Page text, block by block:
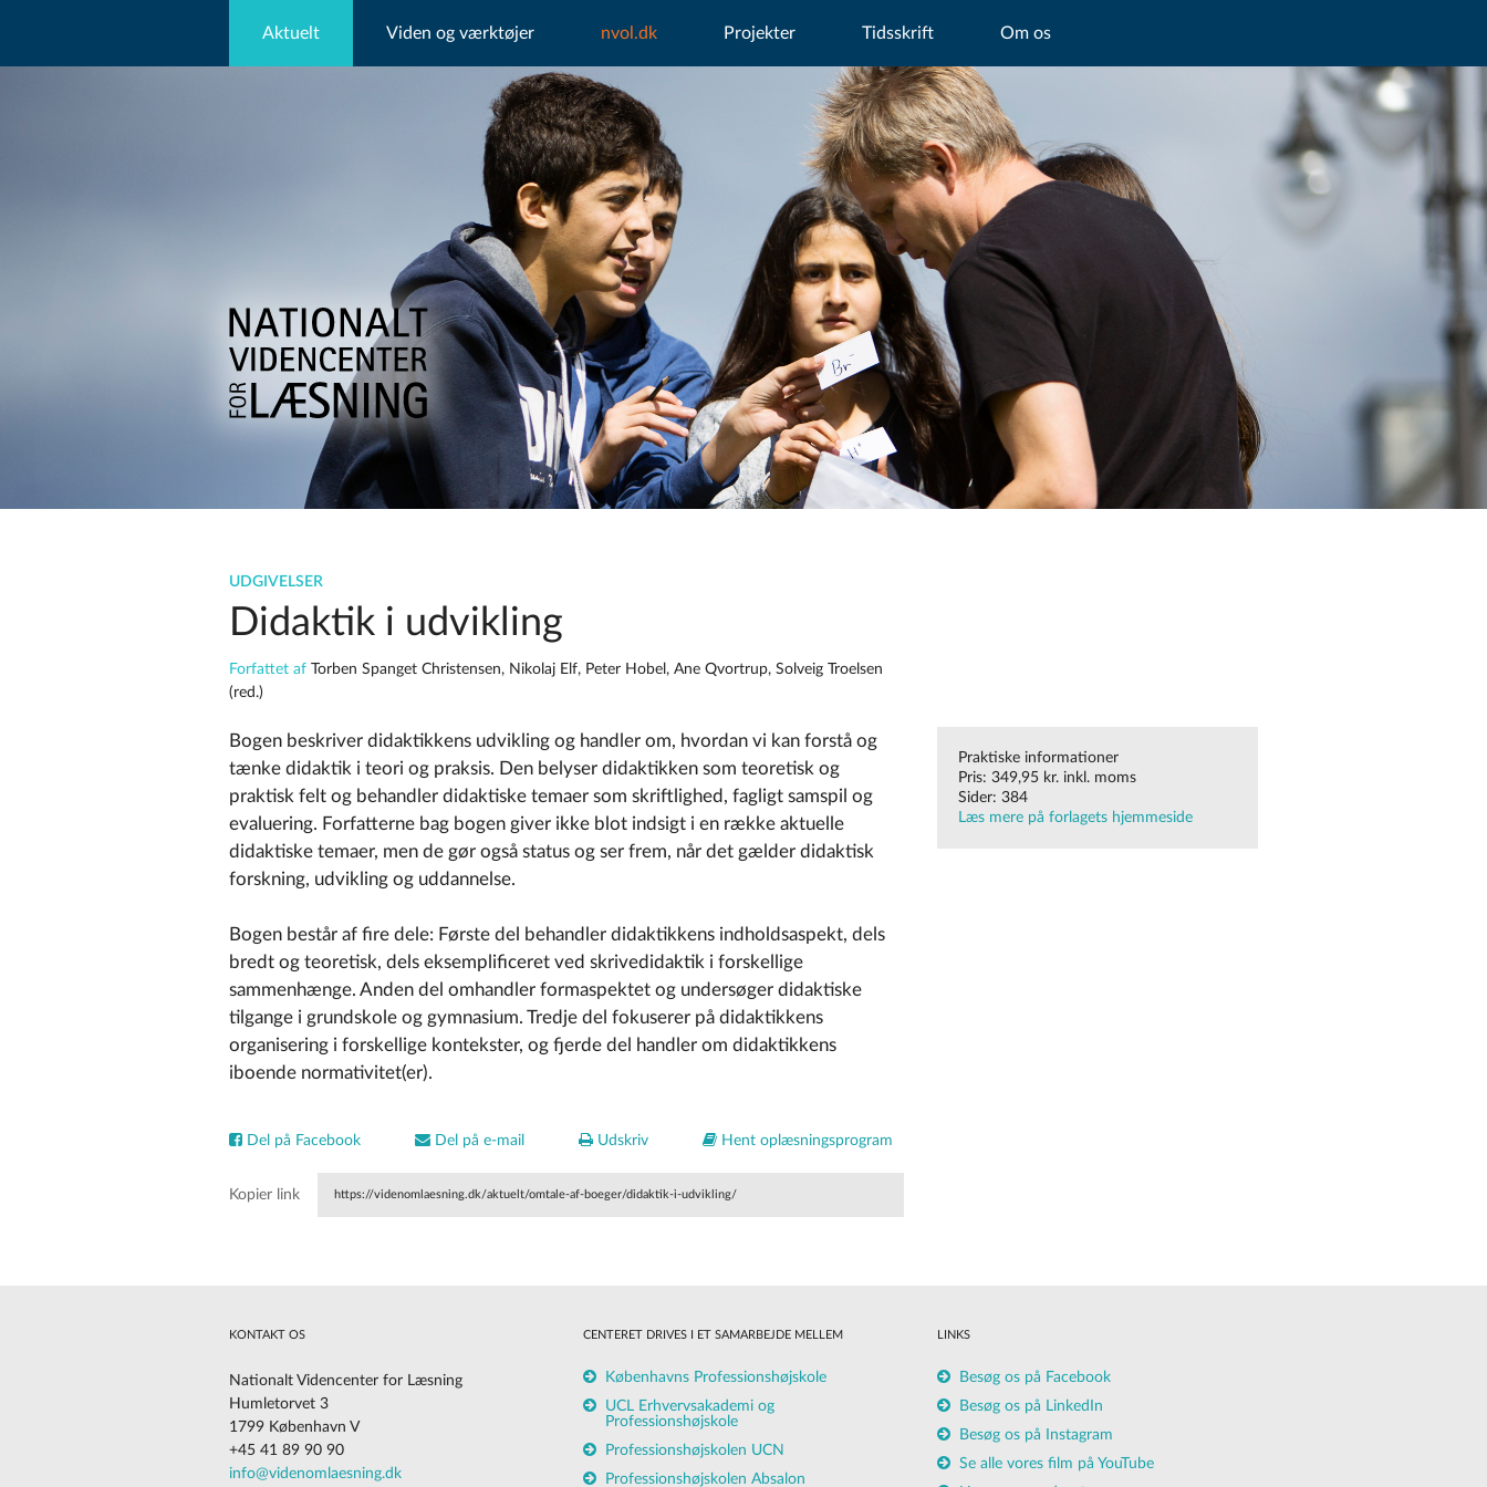
Aktuelt Viden og værktøjer nvol.dk Projekter Tidsskrift Om os
UDGIVELSER
Didaktik i udvikling
Forfattet af Torben Spanget Christensen, Nikolaj Elf, Peter Hobel, Ane Qvortrup, Solveig Troelsen
(red.)
Bogen beskriver didaktikkens udvikling og handler om, hvordan vi kan forstå og
tænke didaktik i teori og praksis. Den belyser didaktikken som teoretisk og
praktisk felt og behandler didaktiske temaer som skriftlighed, fagligt samspil og
evaluering. Forfatterne bag bogen giver ikke blot indsigt i en række aktuelle
didaktiske temaer, men de gør også status og ser frem, når det gælder didaktisk
forskning, udvikling og uddannelse.
Bogen består af fire dele: Første del behandler didaktikkens indholdsaspekt, dels
bredt og teoretisk, dels eksemplificeret ved skrivedidaktik i forskellige
sammenhænge. Anden del omhandler formaspektet og undersøger didaktiske
tilgange i grundskole og gymnasium. Tredje del fokuserer på didaktikkens
organisering i forskellige kontekster, og fjerde del handler om didaktikkens
iboende normativitet(er).
Del på Facebook Del på e-mail Udskriv Hent oplæsningsprogram
Kopier link https://videnomlaesning.dk/aktuelt/omtale-af-boeger/didaktik-i-udvikling/
Praktiske informationer
Pris: 349,95 kr. inkl. moms
Sider: 384
Læs mere på forlagets hjemmeside
KONTAKT OS
Nationalt Videncenter for Læsning
Humletorvet 3
1799 København V
+45 41 89 90 90
info@videnomlaesning.dk
CENTERET DRIVES I ET SAMARBEJDE MELLEM
Københavns Professionshøjskole
UCL Erhvervsakademi og
Professionshøjskole
Professionshøjskolen UCN
Professionshøjskolen Absalon
LINKS
Besøg os på Facebook
Besøg os på LinkedIn
Besøg os på Instagram
Se alle vores film på YouTube
Cookies på vores website